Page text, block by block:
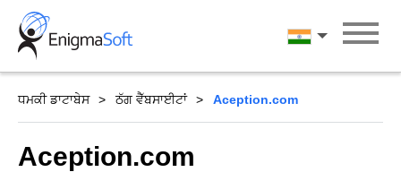
Skip
content
पंजाबी
ਧਮਕੀ ਡਾਟਾਬੇਸ ਠੱਗ ਵੈੱਬਸਾਈਟਾਂ Aception.com
Aception.com